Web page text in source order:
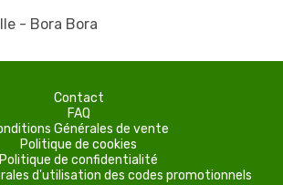
- Bora Bora
Contact
FAQ
Générales de vente
Politique de cookies
Politique de confidentialité
d'utilisation des codes promotionnels